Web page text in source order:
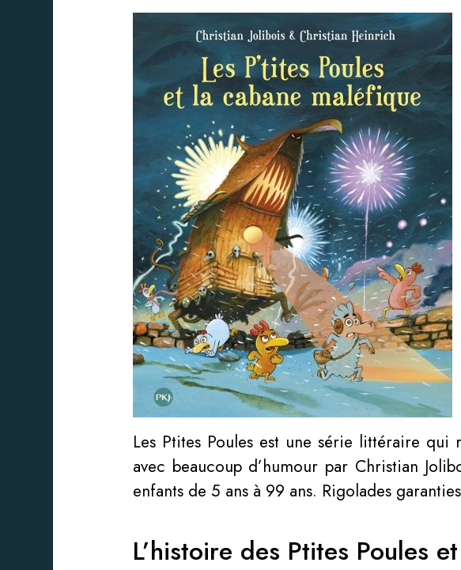
Les Ptites Poules est une série littéraire qui
avec beaucoup d’humour par Christian
enfants de 5 ans à 99 ans. Rigolades
L’histoire des Ptites Poules